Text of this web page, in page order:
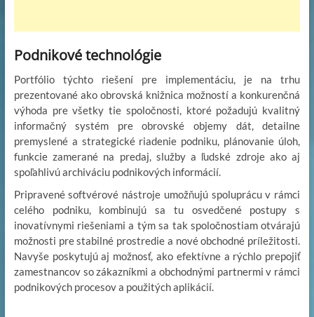
Podnikové technológie
Portfólio týchto riešení pre implementáciu, je na trhu
prezentované ako obrovská knižnica možností a konkurenčná
výhoda pre všetky tie spoločnosti, ktoré požadujú kvalitný
informačný systém pre obrovské objemy dát, detailne
premyslené a strategické riadenie podniku, plánovanie úloh,
funkcie zamerané na predaj, služby a ľudské zdroje ako aj
spoľahlivú archiváciu podnikových informácií.
Pripravené softvérové nástroje umožňujú spoluprácu v rámci
celého podniku, kombinujú sa tu osvedčené postupy s
inovatívnymi riešeniami a tým sa tak spoločnostiam otvárajú
možnosti pre stabilné prostredie a nové obchodné príležitosti.
Navyše poskytujú aj možnosť, ako efektívne a rýchlo prepojiť
zamestnancov so zákazníkmi a obchodnými partnermi v rámci
podnikových procesov a použitých aplikácií.